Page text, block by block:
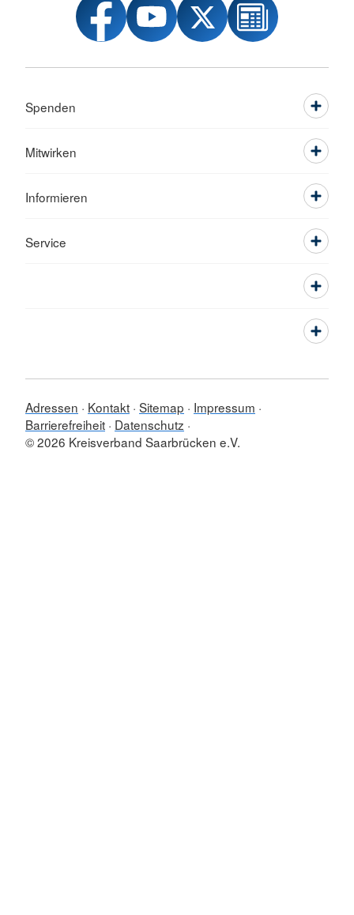
Spenden
Mitwirken
Informieren
Service
Adressen Kontakt Sitemap
Impressum
Barrierefreiheit Datenschutz
© 2026 Kreisverband Saarbrücken e.V.